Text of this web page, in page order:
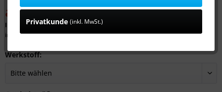
ab 23,99 € *
Inhalt: 1 Stück
inkl. MwSt.zzgl. Versandkosten
Werkstoff:
Privatkunde (inkl. MwSt.)